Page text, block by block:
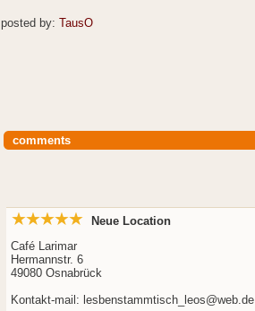
posted by: TausO
comments
Neue Location
Café Larimar
Hermannstr. 6
49080 Osnabrück
Kontakt-mail: lesbenstammtisch_leos@web.de